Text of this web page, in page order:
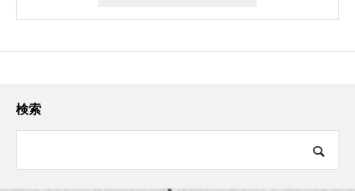
検索